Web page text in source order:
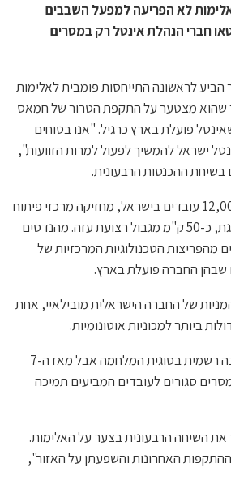
לא הפריעה למפעל השבבים
חברי הנהלת אינטל רק במסרים
הביע לראשונה התייחסות פומבית לאלימות
שהוא מצטער על התקפת הטרור של חמאס
פועלת בארץ כרגיל. "אנו בטוחים
ישראל להמשיך לפעול למרות הזוועות",
בשיחת ההכנסות הרבעונית.
אינטל מעסיקה כמעט 12,000 עובדים בישראל, מחזיקה מרכזי פיתוח
מתקדמים ומפעלבקרית גת, כ-50 ק"מ מגבול רצועת עזה. מהנדסים
מהפריצות הטכנולוגיות המרכזיות של
של החברה הישראלית מובילאיי, אחת
ביותר למכוניות אוטונומיות.
אינטל לא התבטאה עד כה רשמית בסוגית המלחמה אבל מאז ה-7
סגורים לעובדים המביעים תמיכה
את השיחה הרבעונית בצער על האלימות.
האחרונות והשפעתן על האזור",